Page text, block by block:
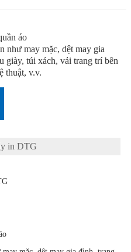
áo
như may mặc, dệt may gia
giày, túi xách, vải trang trí bên
thuật, v.v.
in DTG